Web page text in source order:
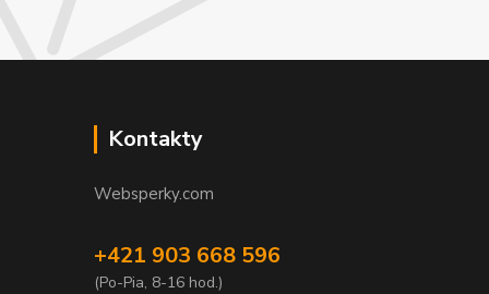
Kontakty
Websperky.com
+421 903 668 596
(Po-Pia, 8-16 hod.)